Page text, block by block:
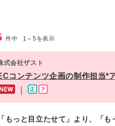
件中 1 ～5 を表示
式会社ザスト
コンテンツ企画の制作担当*
「もっと目立たせて」より、「